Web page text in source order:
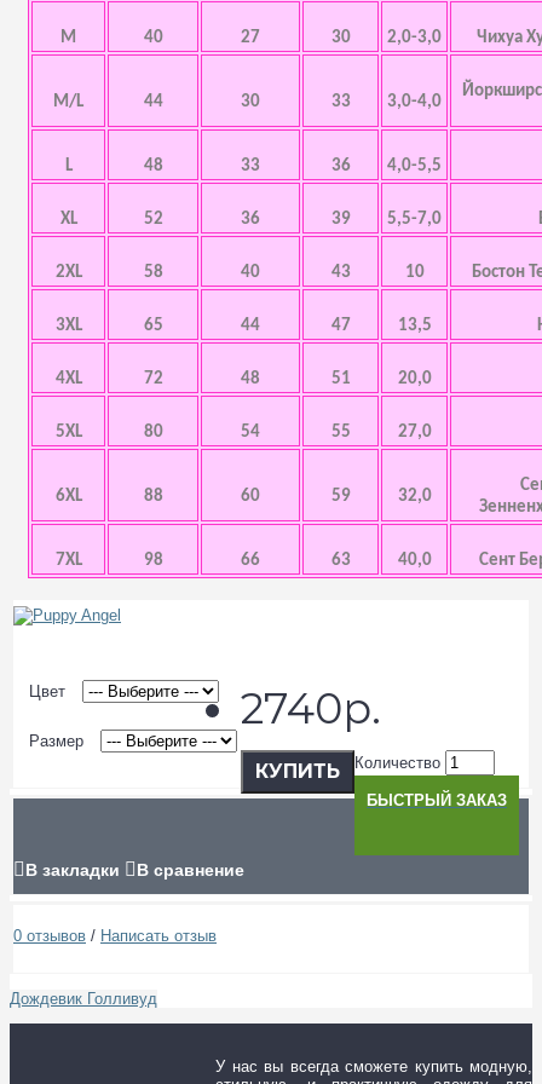
M 40 27 30 2,0-3,0 Чихуа
M/L 44 30 33 3,0-4,0
L 48 33 36 4,0-5,5
XL 52 36 39 5,5-7,0
2XL 58 40 43 10 Бостон
3XL 65 44 47 13,5
4XL 72 48 51 20,0
5XL 80 54 55 27,0
6XL 88 60 59 32,0
7XL 98 66 63 40,0 Сент
Цвет
Размер
2740р.
Количество
КУПИТЬ
БЫСТРЫЙ ЗАКАЗ
В закладки В сравнение
0 отзывов / Написать отзыв
Дождевик Голливуд
У нас вы всегда сможете купить модную,